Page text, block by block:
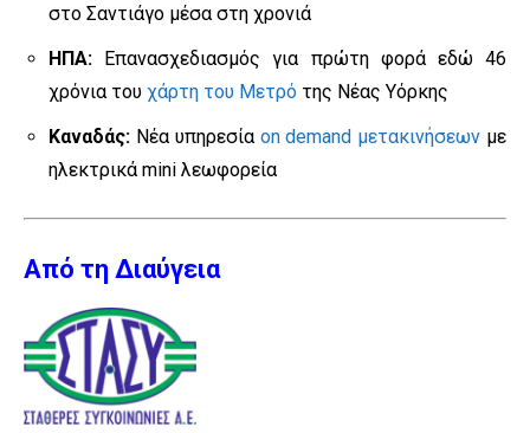
στο Σαντιάγο μέσα στη χρονιά
ΗΠΑ: Επανασχεδιασμός για πρώτη φορά εδώ 46
χρόνια του χάρτη του Μετρό της Νέας Υόρκης
Καναδάς: Νέα υπηρεσία on demand μετακινήσεων με
ηλεκτρικά mini λεωφορεία
Από τη Διαύγεια